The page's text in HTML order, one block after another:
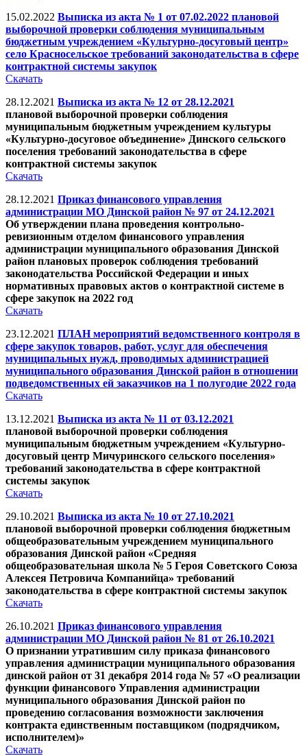
15.02.2022 Выписка из акта № 1 от 07.02.2022 плановой
выборочной проверки соблюдения муниципальным
бюджетным учреждением «Культурно-досуговый центр»
село Красносельское требований законодательства в сфере
контрактной системы закупок
Скачать
28.12.2021 Выписка из акта № 12 от 28.12.2021
плановой выборочной проверки соблюдения
муниципальным бюджетным учреждением культуры
«Культурно-досуговое объединение» Динского сельского
поселения требований законодательства в сфере
контрактной системы закупок
Скачать
28.12.2021 Приказ финансового управления
администрации МО Динской район № 97 от 24.12.2021
Об утверждении плана проведения контрольно-
ревизионным отделом финансового управления
администрации муниципального образования Динской
район плановых проверок соблюдения требований
законодательства Российской Федерации и иных
нормативных правовых актов о контрактной системе в
сфере закупок на 2022 год
Скачать
23.12.2021 ПЛАН мероприятий ведомственного контроля в
сфере закупок товаров, работ, услуг для обеспечения
муниципальных нужд, проводимых администрацией
муниципального образования Динской район в отношении
подведомственных ей заказчиков на 1 полугодие 2022 года
Скачать
13.12.2021 Выписка из акта № 11 от 03.12.2021
плановой выборочной проверки соблюдения
муниципальным бюджетным учреждением «Культурно-
досуговый центр Мичуринского сельского поселения»
требований законодательства в сфере контрактной
системы закупок
Скачать
29.10.2021 Выписка из акта № 10 от 27.10.2021
плановой выборочной проверки соблюдения бюджетным
общеобразовательным учреждением муниципального
образования Динской район «Средняя
общеобразовательная школа № 5 Героя Советского Союза
Алексея Петровича Компанийца» требований
законодательства в сфере контрактной системы закупок
Скачать
26.10.2021 Приказ финансового управления
администрации МО Динской район № 81 от 26.10.2021
О признании утратившим силу приказа финансового
управления администрации муниципального образования
динской район от 31 декабря 2014 года № 57 «О реализации
функции финансового Управления администрации
муниципального образования Динской район по
проведению согласования возможности заключения
контракта единственным поставщиком (подрядчиком,
исполнителем)»
Скачать